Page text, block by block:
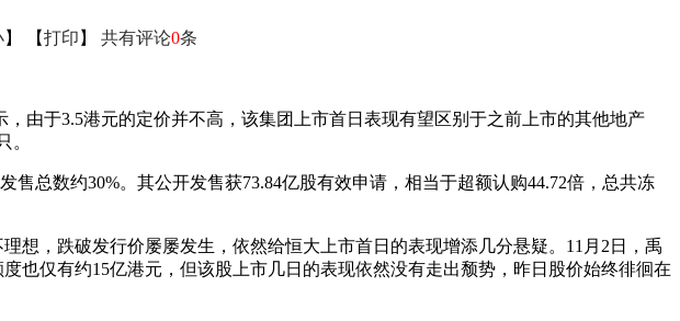
】 【打印 】 共有评论0条
由于3.5港元的定价并不高，该集团上市首日表现有望区别于之前上市的其他地产
。
总数约30%。其公开发售获73.84亿股有效申请，相当于超额认购44.72倍，总共冻
想，跌破发行价屡屡发生，依然给恒大上市首日的表现增添几分悬疑。11月2日，禹
也仅有约15亿港元，但该股上市几日的表现依然没有走出颓势，昨日股价始终徘徊在